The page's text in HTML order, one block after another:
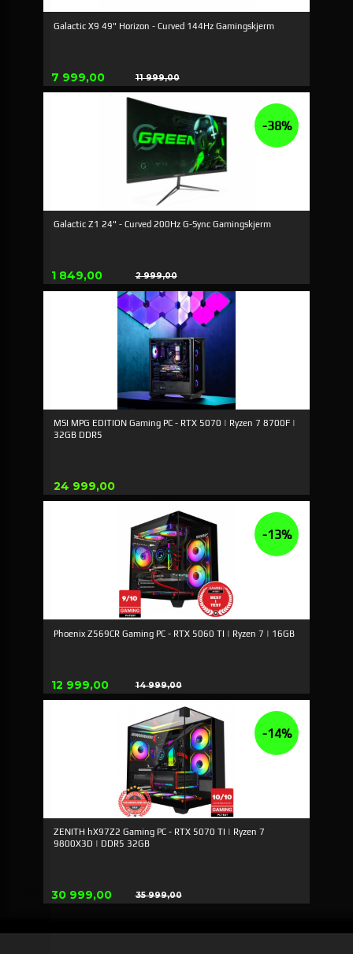
Galactic X9 49" Horizon - Curved 144Hz Gamingskjerm
Tilbud
7 999,00 11 999,00
Rabatt
Galactic Z1 24" - Curved 200Hz G-Sync Gamingskjerm
Tilbud
1 849,00 2 999,00
Rabatt
-38%
MSI MPG EDITION Gaming PC - RTX 5070 | Ryzen 7 8700F |
32GB DDR5
Pris
24 999,00
Phoenix Z569CR Gaming PC - RTX 5060 TI | Ryzen 7 | 16GB
Tilbud
12 999,00 14 999,00
Rabatt
-13%
ZENITH hX97Z2 Gaming PC - RTX 5070 TI | Ryzen 7
9800X3D | DDR5 32GB
Tilbud
30 999,00 35 999,00
Rabatt
-14%